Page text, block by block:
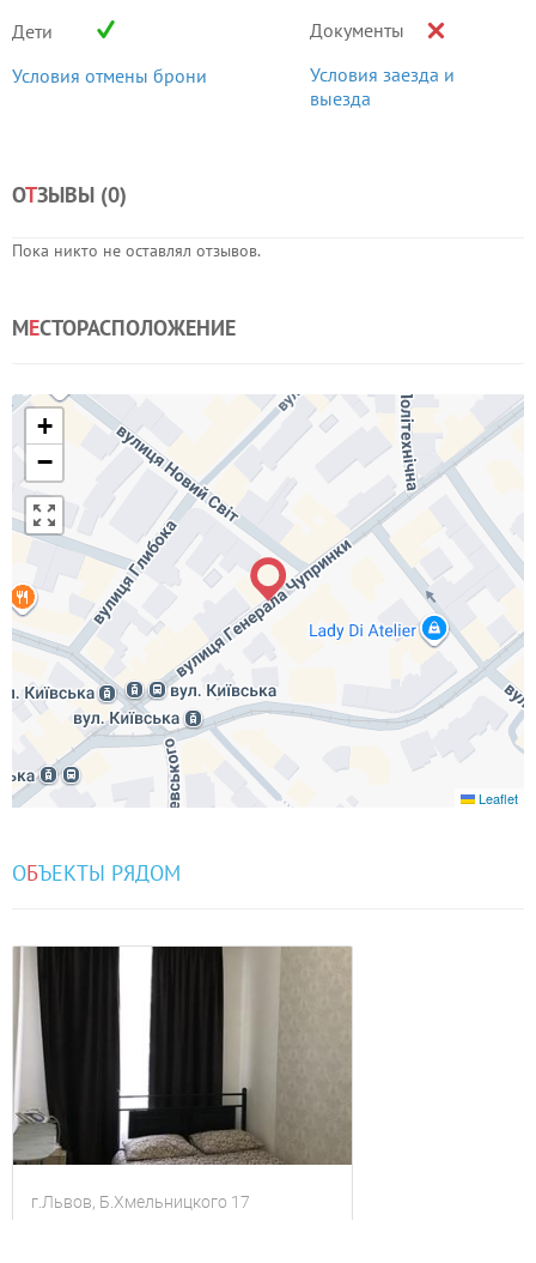
Дети
Условия отмены брони
Документы
Условия заезда и
выезда
ОТЗЫВЫ (0)
Пока никто не оставлял отзывов.
МЕСТОРАСПОЛОЖЕНИЕ
+
−
Leaflet
ОБЪЕКТЫ РЯДОМ
г.Львов, Б.Хмельницкого 17